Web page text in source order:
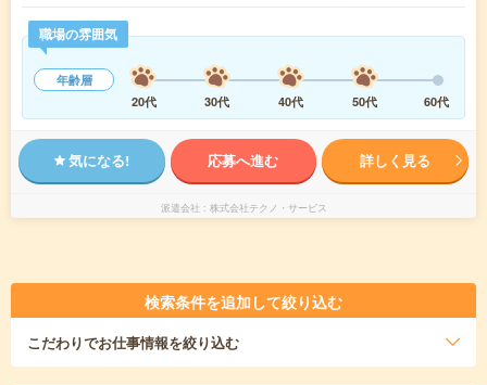
職場の雰囲気
年齢層
20代
30代 40代 50代 60代
気になる! 応募へ進む 詳しく見る
派遣会社 株式会社テクノ・サービス
検索条件を追加して絞り込む
こだわりでお仕事情報を絞り込む